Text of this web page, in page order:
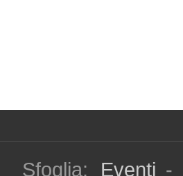
Sfoglia: Eventi -